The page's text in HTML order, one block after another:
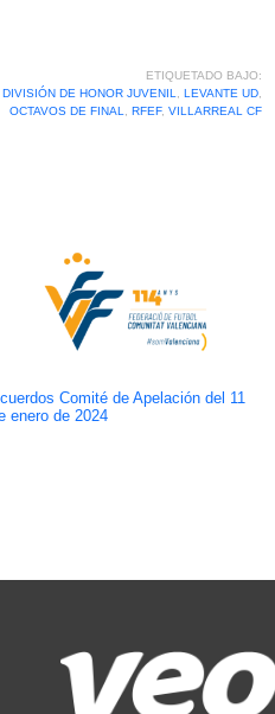
ETIQUETADO BAJO:
DIVISIÓN DE HONOR JUVENIL LEVANTE UD,
OCTAVOS DE FINAL
RFEF, VILLARREAL CF
Comité de Apelación del 11
enero de 2024